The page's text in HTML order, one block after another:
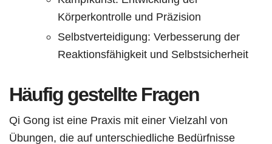
Körperkontrolle und Präzision
Selbstverteidigung: Verbesserung der
Reaktionsfähigkeit und Selbstsicherheit
Häufig gestellte Fragen
Qi Gong ist eine Praxis mit einer Vielzahl von
Übungen, die auf unterschiedliche Bedürfnisse